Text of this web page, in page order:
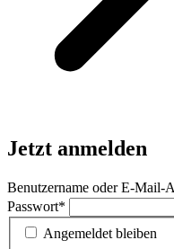
Jetzt anmelden
Benutzername oder E-Mail-
Passwort*
Angemeldet bleiben